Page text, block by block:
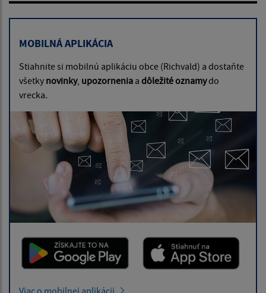
MOBILNÁ APLIKÁCIA
Stiahnite si mobilnú aplikáciu obce (Richvald) a dostaňte
všetky novinky, upozornenia a dôležité oznamydo
vrecka.